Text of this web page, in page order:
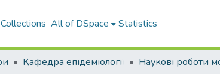
All of DSpace Statistics
Кафедра епідеміології